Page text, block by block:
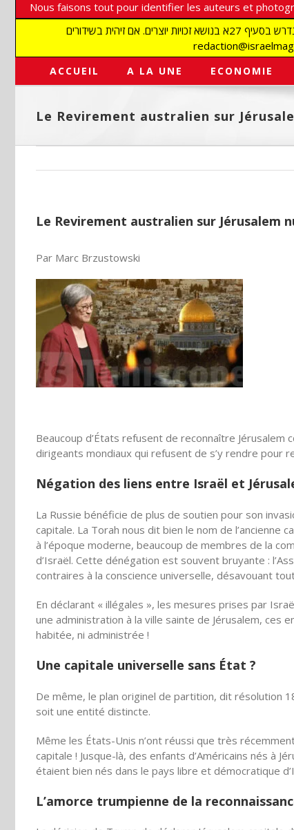
Nous faisons tout pour identifier les auteurs et
אנו עושים הכל כדי לזהות סופרים וצלמים על מנת לכבד את זכויותיהם. אנו מכבדים זכויות יוצרים ושואפים לאתר את בעלי הזכויות בתמונות המגיעות אלינו כנדרש בסעיף 27א בנושא זכויות יוצרים. אם זיהית בשידורים
ACCUEIL A LA UNE ECONOMIE
Le Revirement australien sur
Le Revirement australien sur Jérusalem
Par Marc Brzustowski
Beaucoup d’États refusent de reconnaître
dirigeants mondiaux qui refusent de s’y rendre pour
Négation des liens entre Israël et
La Russie bénéficie de plus de soutien pour son
capitale. La Torah nous dit bien le nom de l’ancienne
à l’époque moderne, beaucoup de membres de la
d’Israël. Cette dénégation est souvent bruyante :
contraires à la conscience universelle, désavouant
En déclarant « illégales », les mesures prises par
une administration à la ville sainte de Jérusalem, ces
habitée, ni administrée !
Une capitale universelle sans État ?
De même, le plan originel de partition, dit résolution
soit une entité distincte.
Même les États-Unis n’ont réussi que très
capitale ! Jusque-là, des enfants d’Américains nés à
étaient bien nés dans le pays libre et démocratique
L’amorce trumpienne de la